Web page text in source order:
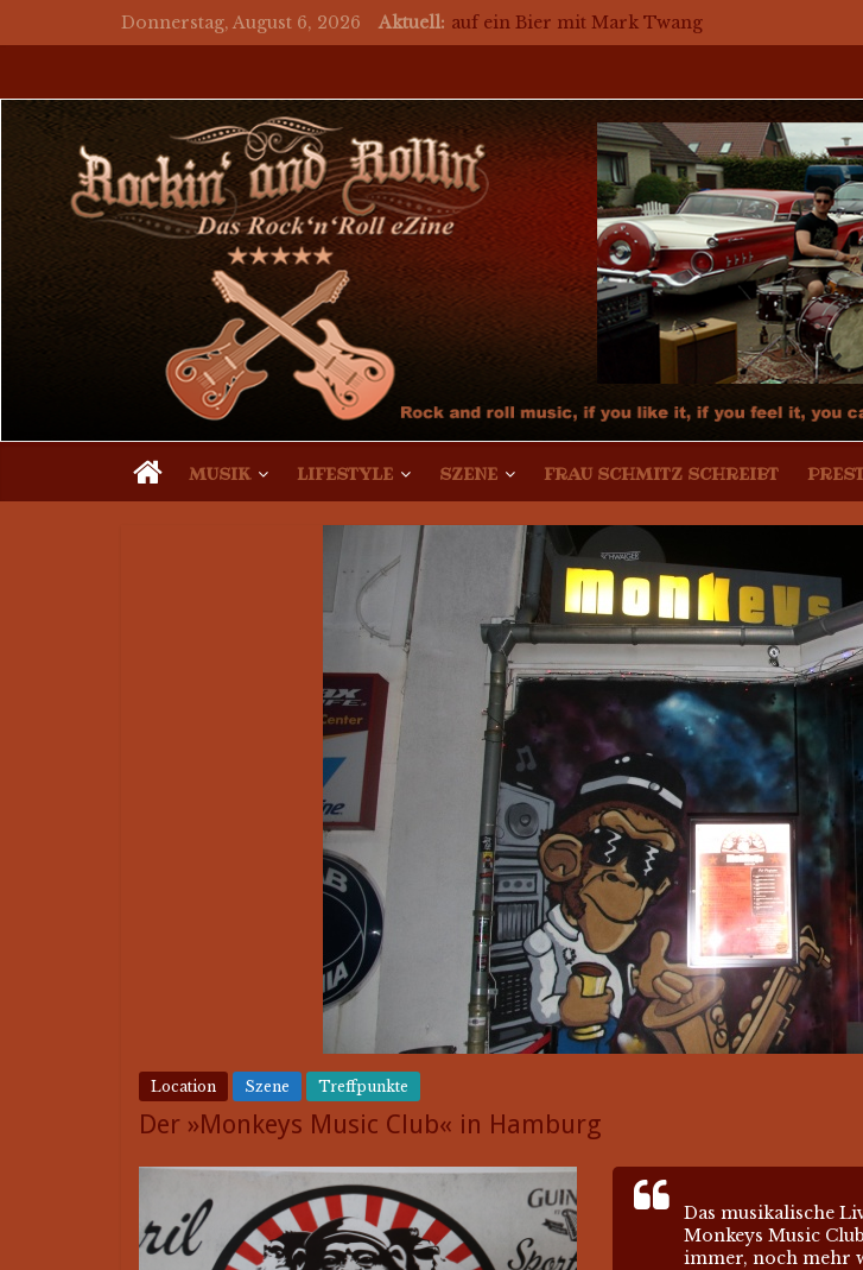
Donnerstag, August 6, 2026 Aktuell: auf ein Bier mit Mark Twang
auf ein Bier mit Mason Dixon Hobos
for a beer with The Jets (english)
Mosaik Massaker – Mosaikkunst aus dem
MUSIK LIFESTYLE SZENE FRAU SCHMITZ SCHREIBT
Location Szene Treffpunkte
Der »Monkeys Music Club« in Hamburg
Das musikalische
Monkeys Music
immer, noch mehr